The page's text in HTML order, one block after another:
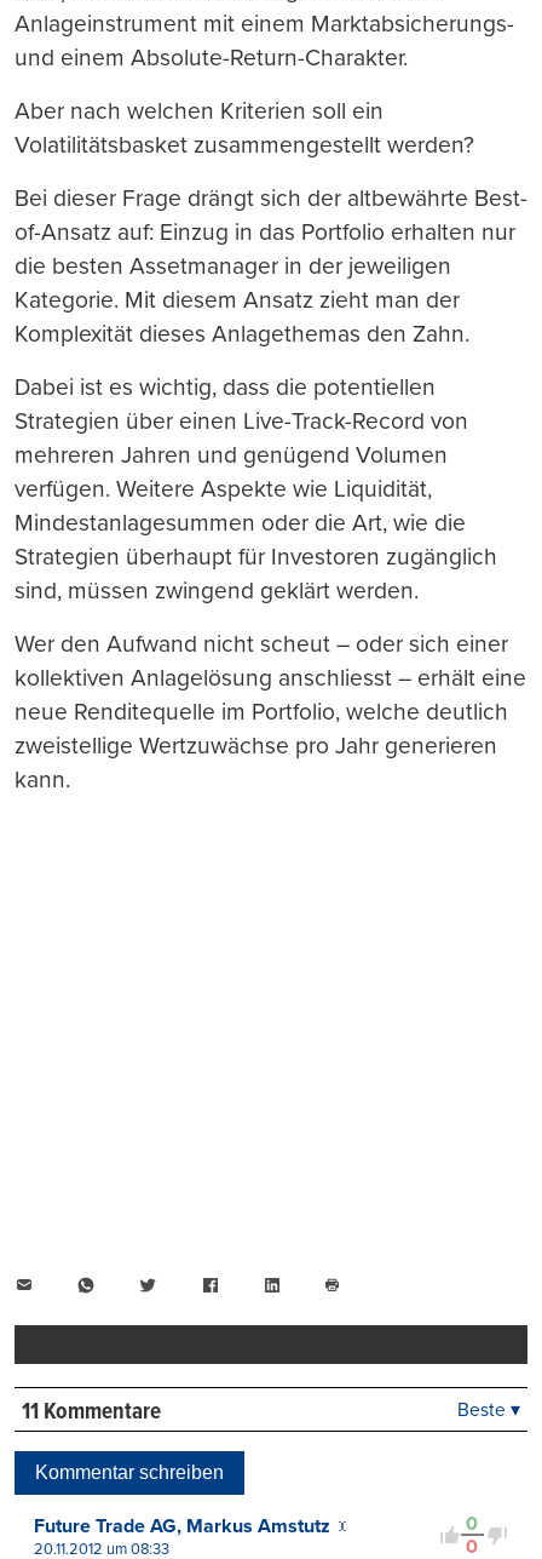
Anlageinstrument mit einem Marktabsicherungs-
und einem Absolute-Return-Charakter.
Aber nach welchen Kriterien soll ein
Volatilitätsbasket zusammengestellt werden?
Bei dieser Frage drängt sich der altbewährte Best-
of-Ansatz auf: Einzug in das Portfolio erhalten nur
die besten Assetmanager in der jeweiligen
Kategorie. Mit diesem Ansatz zieht man der
Komplexität dieses Anlagethemas den Zahn.
Dabei ist es wichtig, dass die potentiellen
Strategien über einen Live-Track-Record von
mehreren Jahren und genügend Volumen
verfügen. Weitere Aspekte wie Liquidität,
Mindestanlagesummen oder die Art, wie die
Strategien überhaupt für Investoren zugänglich
sind, müssen zwingend geklärt werden.
Wer den Aufwand nicht scheut – oder sich einer
kollektiven Anlagelösung anschliesst – erhält eine
neue Renditequelle im Portfolio, welche deutlich
zweistellige Wertzuwächse pro Jahr generieren
kann.
WhatsAppTwitter FacebookLinkedIn
drucken
11 Kommentare Beste ▾
Kommentar schreiben
0
0
Future Trade AG, Markus Amstutz
20.11.2012 um 08:33